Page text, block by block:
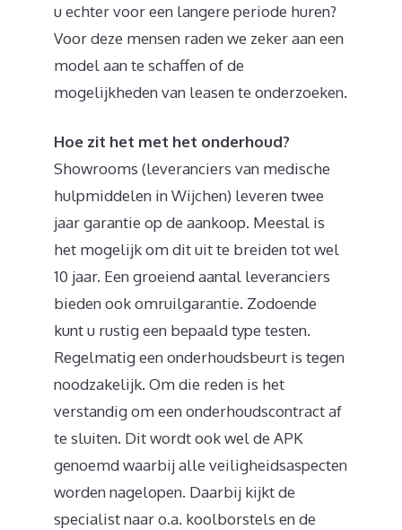
u echter voor een langere periode huren?
Voor deze mensen raden we zeker aan een
model aan te schaffen of de
mogelijkheden van leasen te onderzoeken.
Hoe zit het met het onderhoud?
Showrooms (leveranciers van medische
hulpmiddelen in Wijchen) leveren twee
jaar garantie op de aankoop. Meestal is
het mogelijk om dit uit te breiden tot wel
10 jaar. Een groeiend aantal leveranciers
bieden ook omruilgarantie. Zodoende
kunt u rustig een bepaald type testen.
Regelmatig een onderhoudsbeurt is tegen
noodzakelijk. Om die reden is het
verstandig om een onderhoudscontract af
te sluiten. Dit wordt ook wel de APK
genoemd waarbij alle veiligheidsaspecten
worden nagelopen. Daarbij kijkt de
specialist naar o.a. koolborstels en de